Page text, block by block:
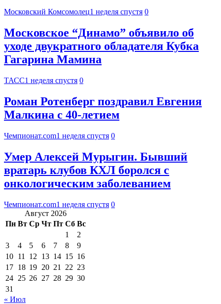
Московский Комсомолец1 неделя спустя 0
Московское “Динамо” объявило об
уходе двукратного обладателя Кубка
Гагарина Мамина
ТАСС1 неделя спустя 0
Роман Ротенберг поздравил Евгения
Малкина с 40-летием
Чемпионат.com1 неделя спустя 0
Умер Алексей Мурыгин. Бывший
вратарь клубов КХЛ боролся с
онкологическим заболеванием
Чемпионат.com1 неделя спустя 0
Август 2026
Пн Вт Ср Чт Пт Сб Вс
1
2
3
4 5 6 7 8
9
10 11 12 13 14 15 16
17 18 19 20 21 22 23
24 25 26 27 28 29 30
31
« Июл